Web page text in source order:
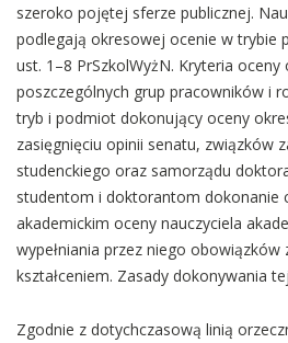
szeroko pojętej sferze publicznej.
podlegają okresowej ocenie w trybie
ust. 1–8 PrSzkolWyżN. Kryteria
poszczególnych grup pracowników i
tryb i podmiot dokonujący oceny
zasięgnięciu opinii senatu, związków
studenckiego oraz samorządu
studentom i doktorantom dokonanie
akademickim oceny nauczyciela
wypełniania przez niego obowiązków
kształceniem. Zasady dokonywania
Zgodnie z dotychczasową linią